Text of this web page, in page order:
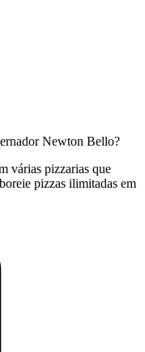
Newton Bello?
várias pizzarias que
pizzas ilimitadas em